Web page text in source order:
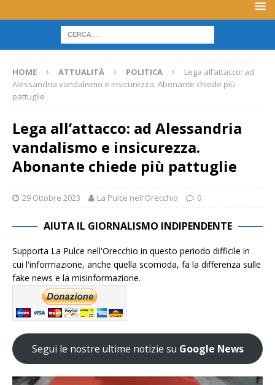
HOME ATTUALITÀ POLITICA
Lega all’attacco: ad
Alessandria vandalismo e insicurezza. Abonante chiede più
pattuglie
Lega all’attacco: ad Alessandria
vandalismo e insicurezza.
Abonante chiede più pattuglie
29 Ottobre 2023 La Pulce nell'Orecchio 0
AIUTA IL GIORNALISMO INDIPENDENTE
Supporta La Pulce nell'Orecchio in questo periodo difficile in
cui l'informazione, anche quella scomoda, fa la differenza sulle
fake news e la misinformazione.
Segui le nostre ultime notizie su Google News